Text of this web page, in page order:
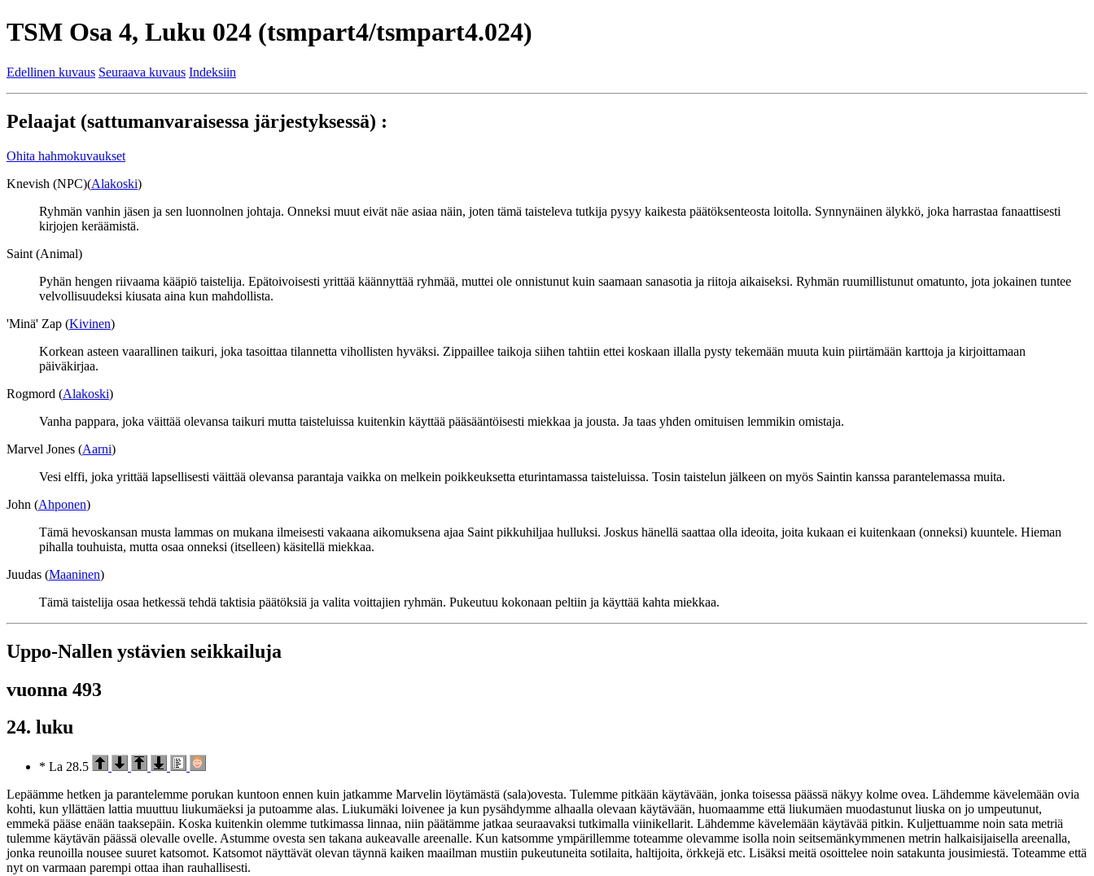
TSM Osa 4, Luku 024 (tsmpart4/tsmpart4.024)
Edellinen kuvaus Seuraava kuvaus Indeksiin
Pelaajat (sattumanvaraisessa järjestyksessä) :
Ohita hahmokuvaukset
Knevish (NPC)(Alakoski)
Ryhmän vanhin jäsen ja sen luonnolnen johtaja. Onneksi muut eivät näe asiaa näin, joten tämä taisteleva tutkija pysyy kaikesta päätöksenteosta loitolla. Synnynäinen älykkö, joka harrastaa fanaattisesti
kirjojen keräämistä.
Saint (Animal)
Pyhän hengen riivaama kääpiö taistelija. Epätoivoisesti yrittää käännyttää ryhmää, muttei ole onnistunut kuin saamaan sanasotia ja riitoja aikaiseksi. Ryhmän ruumillistunut omatunto, jota jokainen tuntee
velvollisuudeksi kiusata aina kun mahdollista.
'Minä' Zap (Kivinen)
Korkean asteen vaarallinen taikuri, joka tasoittaa tilannetta vihollisten hyväksi. Zippaillee taikoja siihen tahtiin ettei koskaan illalla pysty tekemään muuta kuin piirtämään karttoja ja kirjoittamaan
päiväkirjaa.
Rogmord (Alakoski)
Vanha pappara, joka väittää olevansa taikuri mutta taisteluissa kuitenkin käyttää pääsääntöisesti miekkaa ja jousta. Ja taas yhden omituisen lemmikin omistaja.
Marvel Jones (Aarni)
Vesi elffi, joka yrittää lapsellisesti väittää olevansa parantaja vaikka on melkein poikkeuksetta eturintamassa taisteluissa. Tosin taistelun jälkeen on myös Saintin kanssa parantelemassa muita.
John (Ahponen)
Tämä hevoskansan musta lammas on mukana ilmeisesti vakaana aikomuksena ajaa Saint pikkuhiljaa hulluksi. Joskus hänellä saattaa olla ideoita, joita kukaan ei kuitenkaan (onneksi) kuuntele. Hieman
pihalla touhuista, mutta osaa onneksi (itselleen) käsitellä miekkaa.
Juudas (Maaninen)
Tämä taistelija osaa hetkessä tehdä taktisia päätöksiä ja valita voittajien ryhmän. Pukeutuu kokonaan peltiin ja käyttää kahta miekkaa.
Uppo-Nallen ystävien seikkailuja
vuonna 493
24. luku
* La 28.5
Lepäämme hetken ja parantelemme porukan kuntoon ennen kuin jatkamme Marvelin löytämästä (sala)ovesta. Tulemme pitkään käytävään, jonka toisessa päässä näkyy kolme ovea. Lähdemme kävelemään ovia
kohti, kun yllättäen lattia muuttuu liukumäeksi ja putoamme alas. Liukumäki loivenee ja kun pysähdymme alhaalla olevaan käytävään, huomaamme että liukumäen muodastunut liuska on jo umpeutunut,
emmekä pääse enään taaksepäin. Koska kuitenkin olemme tutkimassa linnaa, niin päätämme jatkaa seuraavaksi tutkimalla viinikellarit. Lähdemme kävelemään käytävää pitkin. Kuljettuamme noin sata metriä
tulemme käytävän päässä olevalle ovelle. Astumme ovesta sen takana aukeavalle areenalle. Kun katsomme ympärillemme toteamme olevamme isolla noin seitsemänkymmenen metrin halkaisijaisella areenalla,
jonka reunoilla nousee suuret katsomot. Katsomot näyttävät olevan täynnä kaiken maailman mustiin pukeutuneita sotilaita, haltijoita, örkkejä etc. Lisäksi meitä osoittelee noin satakunta jousimiestä. Toteamme että
nyt on varmaan parempi ottaa ihan rauhallisesti.